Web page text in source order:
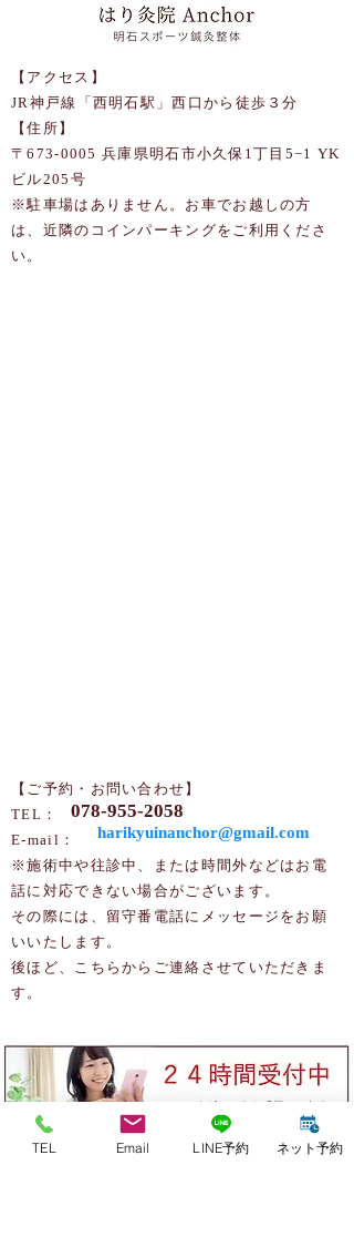
【アクセス】
JR神戸線「西明石駅」西口から徒歩３分
【住所】
〒673-0005 兵庫県明石市小久保1丁目5−1 YK
ビル205号
​※駐車場はありません。お車でお越しの方
は、近隣のコインパーキングをご利用くださ
い。
【ご予約・お問い合わせ】
TEL：
​​E-mail：
※施術中や往診中、または時間外などはお電
話に対応できない場合がございます。
その際には、留守番電話にメッセージをお願
いいたします。
後ほど、こちらからご連絡させていただきま
す。
harikyuinanchor@gmail.com
078-955-2058
TEL Email LINE予約 ネット予約